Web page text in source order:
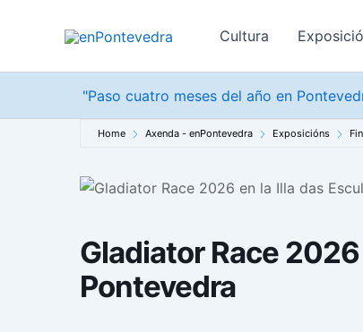
Cultura
"Paso cuatro meses del año en
Home Axenda - enPontevedra Exposicións
Gladiator Race
Pontevedra